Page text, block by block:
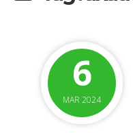
6
MAR 2024